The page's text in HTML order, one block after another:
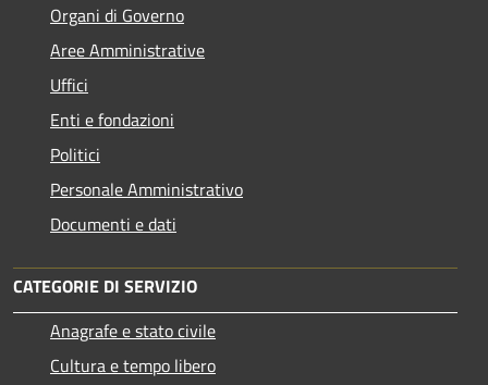
Organi di Governo
Aree Amministrative
Uffici
Enti e fondazioni
Politici
Personale Amministrativo
Documenti e dati
CATEGORIE DI SERVIZIO
Anagrafe e stato civile
Cultura e tempo libero